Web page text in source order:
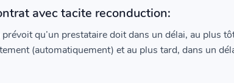
avec tacite reconduction:
qu’un prestataire doit dans un délai, au plus
(automatiquement) et au plus tard, dans un